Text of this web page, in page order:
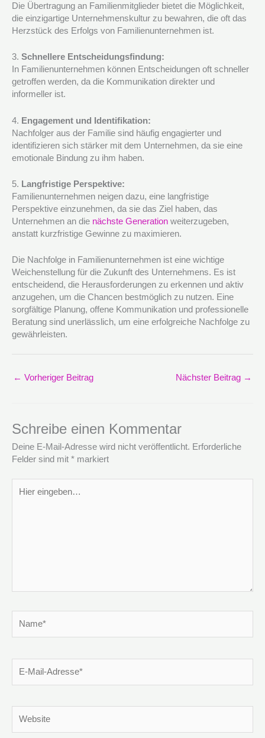
Die Übertragung an Familienmitglieder bietet die Möglichkeit,
die einzigartige Unternehmenskultur zu bewahren, die oft das
Herzstück des Erfolgs von Familienunternehmen ist.
3. Schnellere Entscheidungsfindung:
In Familienunternehmen können Entscheidungen oft schneller
getroffen werden, da die Kommunikation direkter und
informeller ist.
4. Engagement und Identifikation:
Nachfolger aus der Familie sind häufig engagierter und
identifizieren sich stärker mit dem Unternehmen, da sie eine
emotionale Bindung zu ihm haben.
5. Langfristige Perspektive:
Familienunternehmen neigen dazu, eine langfristige
Perspektive einzunehmen, da sie das Ziel haben, das
Unternehmen an die nächste Generation weiterzugeben,
anstatt kurzfristige Gewinne zu maximieren.
Die Nachfolge in Familienunternehmen ist eine wichtige
Weichenstellung für die Zukunft des Unternehmens. Es ist
entscheidend, die Herausforderungen zu erkennen und aktiv
anzugehen, um die Chancen bestmöglich zu nutzen. Eine
sorgfältige Planung, offene Kommunikation und professionelle
Beratung sind unerlässlich, um eine erfolgreiche Nachfolge zu
gewährleisten.
← Vorheriger Beitrag Nächster Beitrag →
Schreibe einen Kommentar
Deine E-Mail-Adresse wird nicht veröffentlicht. Erforderliche
Felder sind mit * markiert
eingeben…
Mail-